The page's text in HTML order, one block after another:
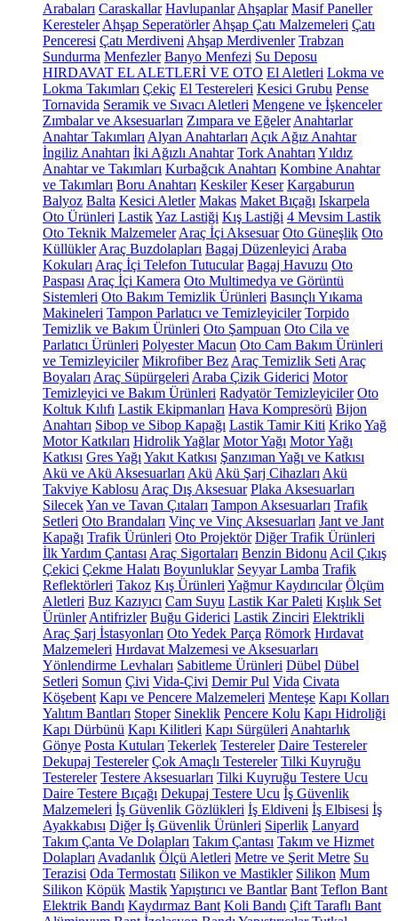
Arabaları Caraskallar Havlupanlar Ahşaplar Masif Paneller
Keresteler Ahşap Seperatörler Ahşap Çatı Malzemeleri Çatı
Penceresi Çatı Merdiveni Ahşap Merdivenler Trabzan
Sundurma Menfezler Banyo Menfezi Su Deposu
HIRDAVAT EL ALETLERİ VE OTO El Aletleri Lokma ve
Lokma Takımları Çekiç El Testereleri Kesici Grubu Pense
Tornavida Seramik ve Sıvacı Aletleri Mengene ve İşkenceler
Zımbalar ve Aksesuarları Zımpara ve Eğeler Anahtarlar
Anahtar Takımları Alyan Anahtarları Açık Ağız Anahtar
İngiliz Anahtarı İki Ağızlı Anahtar Tork Anahtarı Yıldız
Anahtar ve Takımları Kurbağcık Anahtarı Kombine Anahtar
ve Takımları Boru Anahtarı Keskiler Keser Kargaburun
Balyoz Balta Kesici Aletler Makas Maket Bıçağı Iskarpela
Oto Ürünleri LastikYaz Lastiği Kış Lastiği 4 Mevsim Lastik
Oto Teknik Malzemeler Araç İçi Aksesuar Oto Güneşlik Oto
Küllükler Araç Buzdolapları Bagaj Düzenleyici Araba
Kokuları Araç İçi Telefon Tutucular Bagaj Havuzu Oto
Paspası Araç İçi Kamera Oto Multimedya ve Görüntü
Sistemleri Oto Bakım Temizlik Ürünleri Basınçlı Yıkama
Makineleri Tampon Parlatıcı ve Temizleyiciler Torpido
Temizlik ve Bakım Ürünleri Oto Şampuan Oto Cila ve
Parlatıcı Ürünleri Polyester Macun Oto Cam Bakım Ürünleri
ve Temizleyiciler Mikrofiber Bez Araç Temizlik Seti Araç
Boyaları Araç Süpürgeleri Araba Çizik Giderici Motor
Temizleyici ve Bakım Ürünleri Radyatör Temizleyiciler Oto
Koltuk Kılıfı Lastik Ekipmanları Hava Kompresörü Bijon
Anahtarı Sibop ve Sibop Kapağı Lastik Tamir Kiti KrikoYağ
Motor Katkıları Hidrolik Yağlar Motor Yağı Motor Yağı
Katkısı Gres Yağı Yakıt Katkısı Şanzıman Yağı ve Katkısı
Akü ve Akü Aksesuarları Akü Akü Şarj Cihazları Akü
Takviye Kablosu Araç Dış Aksesuar Plaka Aksesuarları
SilecekYan ve Tavan Çıtaları Tampon Aksesuarları Trafik
Setleri Oto Brandaları Vinç ve Vinç Aksesuarları Jant ve Jant
Kapağı Trafik Ürünleri Oto Projektör Diğer Trafik Ürünleri
İlk Yardım Çantası Araç Sigortaları Benzin Bidonu Acil Çıkış
Çekici Çekme Halatı Boyunluklar Seyyar Lamba Trafik
Reflektörleri Takoz Kış Ürünleri Yağmur Kaydırıcılar Ölçüm
Aletleri Buz Kazıyıcı Cam Suyu Lastik Kar Paleti Kışlık Set
Ürünler Antifrizler Buğu Giderici Lastik Zinciri Elektrikli
Araç Şarj İstasyonları Oto Yedek Parça Römork Hırdavat
Malzemeleri Hırdavat Malzemesi ve Aksesuarları
Yönlendirme Levhaları Sabitleme Ürünleri Dübel Dübel
Setleri Somun Çivi Vida-Çivi Demir Pul Vida Civata
Köşebent Kapı ve Pencere Malzemeleri Menteşe Kapı Kolları
Yalıtım Bantları Stoper Sineklik Pencere Kolu Kapı Hidroliği
Kapı Dürbünü Kapı Kilitleri Kapı Sürgüleri Anahtarlık
Gönye Posta Kutuları Tekerlek Testereler Daire Testereler
Dekupaj Testereler Çok Amaçlı Testereler Tilki Kuyruğu
Testereler Testere Aksesuarları Tilki Kuyruğu Testere Ucu
Daire Testere Bıçağı Dekupaj Testere Ucu İş Güvenlik
Malzemeleri İş Güvenlik Gözlükleri İş Eldiveni İş Elbisesi İş
Ayakkabısı Diğer İş Güvenlik Ürünleri Siperlik Lanyard
Takım Çanta Ve Dolapları Takım Çantası Takım ve Hizmet
Dolapları Avadanlık Ölçü Aletleri Metre ve Şerit Metre Su
Terazisi Oda Termostatı Silikon ve Mastikler Silikon Mum
Silikon Köpük MastikYapıştırıcı ve Bantlar Bant Teflon Bant
Elektrik Bandı Kaydırmaz Bant Koli Bandı Çift Taraflı Bant